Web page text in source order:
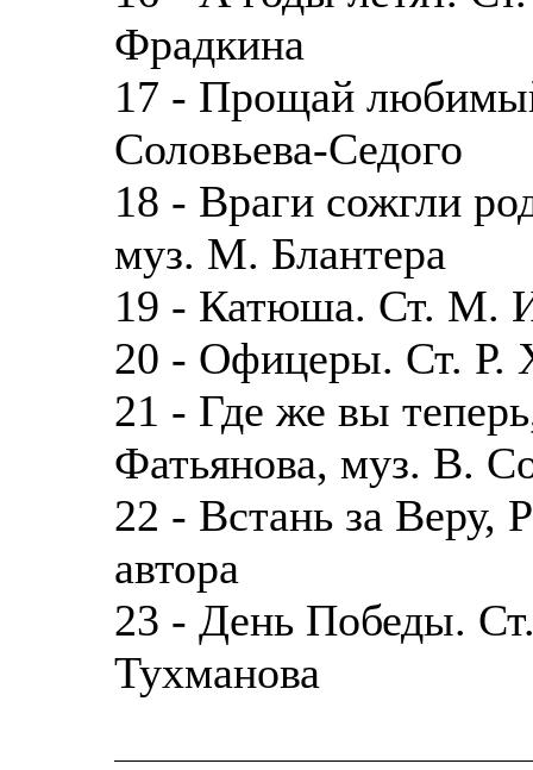
Фрадкина
17 - Прощай
Соловьева-Седого
18 - Враги сожгли
муз. М. Блантера
19 - Катюша. Ст. М.
20 - Офицеры. Ст. Р.
21 - Где же вы
Фатьянова, муз. В.
22 - Встань за Веру,
автора
23 - День Победы.
Тухманова